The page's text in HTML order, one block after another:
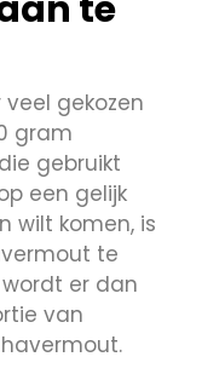
gekozen
gram
gebruikt
een gelijk
wilt komen, is
te
er dan
van